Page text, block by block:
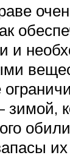
и
зимой,